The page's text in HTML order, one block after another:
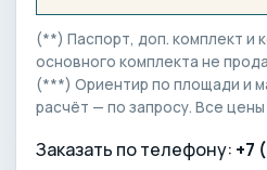
(**) Паспорт, доп. комплект и
основного комплекта не
(***) Ориентир по площади и
расчёт — по запросу. Все
Заказать по телефону: +7